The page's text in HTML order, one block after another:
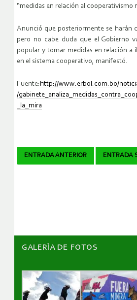
“medidas en relación al cooperativismo
Anunció que posteriormente se harán
pero no cabe duda que el Gobierno
popular y tomar medidas en relación a
en el sistema cooperativo, manifestó.
Fuente: http://www.erbol.com.bo/
/
_la_mira
Navegador
ENTRADA ANTERIOR ENTRADA
GALERÌA DE FOTOS